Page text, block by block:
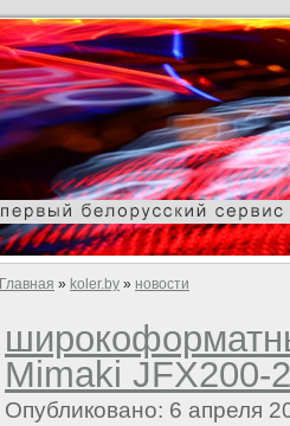
Главная » koler.by » новости
Mimaki JFX200-
Опубликовано: 6 апреля